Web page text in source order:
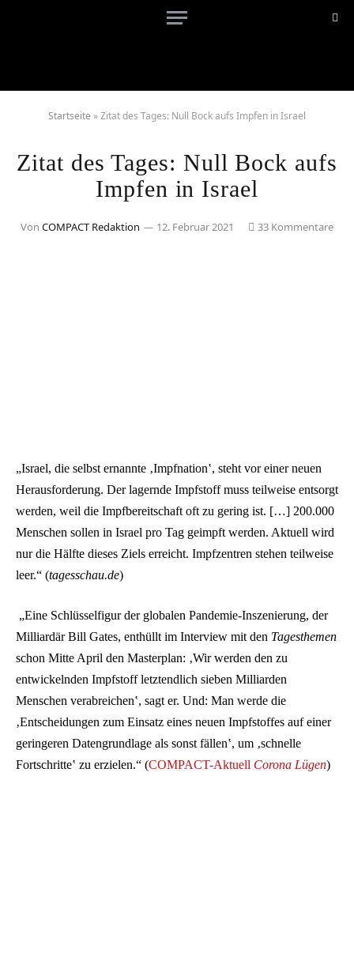
Startseite »Zitat des Tages: Null Bock aufs Impfen in Israel
Zitat des Tages: Null Bock aufs
Impfen in Israel
Von COMPACT Redaktion 12. Februar 2021 33 Kommentare
„Israel, die selbst ernannte ‚Impfnation‛, steht vor einer neuen
Herausforderung. Der lagernde Impfstoff muss teilweise entsorgt
werden, weil die Impfbereitschaft oft zu gering ist. […] 200.000
Menschen sollen in Israel pro Tag geimpft werden. Aktuell wird
nur die Hälfte dieses Ziels erreicht. Impfzentren stehen teilweise
leer.“ (tagesschau.de)
„Eine Schlüsselfigur der globalen Pandemie-Inszenierung, der
Milliardär Bill Gates, enthüllt im Interview mit den Tagesthemen
schon Mitte April den Masterplan: ‚Wir werden den zu
entwickelnden Impfstoff letztendlich sieben Milliarden
Menschen verabreichen‛, sagt er. Und: Man werde die
‚Entscheidungen zum Einsatz eines neuen Impfstoffes auf einer
geringeren Datengrundlage als sonst fällen‛, um ‚schnelle
Fortschritte‛ zu erzielen.“ (COMPACT-Aktuell Corona Lügen)